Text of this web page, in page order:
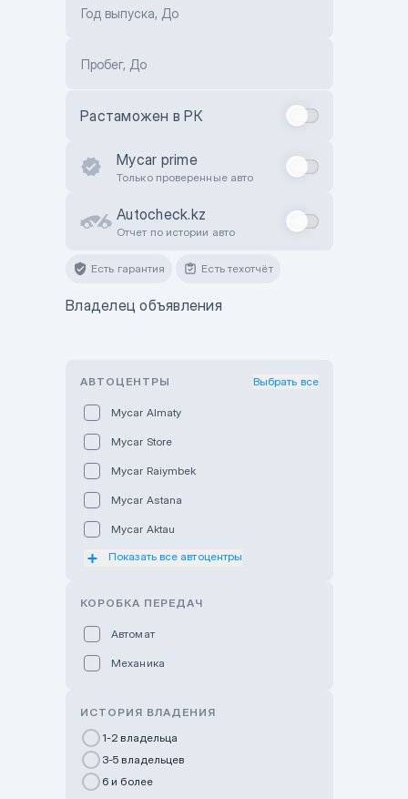
Год выпуска, До
Пробег, До
Растаможен в РК
Mycar prime
Только проверенные авто
Autocheck.kz
Отчет по истории авто
Есть гарантия Есть техотчёт
Владелец объявления
АВТОЦЕНТРЫ Выбрать все
Mycar Almaty
Mycar Store
Mycar Raiymbek
Mycar Astana
Mycar Aktau
Mycar Uralsk
GWM Nurly Zhol
Chery Astana
Показать все автоцентры
КОРОБКА ПЕРЕДАЧ
Автомат
Механика
ИСТОРИЯ ВЛАДЕНИЯ
1-2 владельца
3-5 владельцев
6 и более